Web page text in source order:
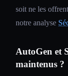
soit ne les
notre analyse
AutoGen et
maintenus ?